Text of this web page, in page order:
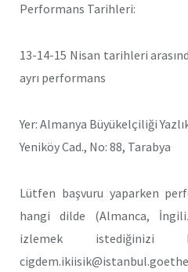
Performans Tarihleri:
13-14-15 Nisan tarihleri
ayrı performans
Yer: Almanya Büyükelçiliği
Yeniköy Cad., No: 88, Tarabya
Lütfen başvuru yaparken
hangi dilde (Almanca,
izlemek istediğinizi